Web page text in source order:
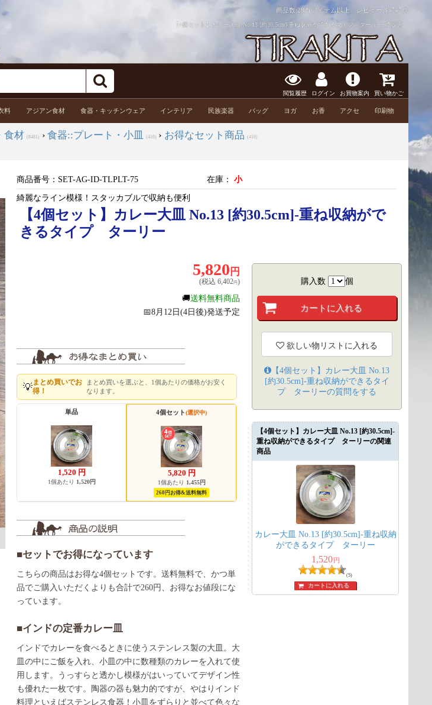
商品数:28万アイテム以上 レビュー:83747件
【4個セット】カレー大皿 No.13 [約30.5cm]-重ね収納ができるタイプ ターリー 通販店
閲覧履歴 ログイン お買物案内 買い物かご
料 アジアン食材 食器・キッチンウェア インテリア 民族楽器 バッグ ヨガ お香 アクセ 印刷物
食材 (8481) › 食器::プレート・小皿 (416) › お得なセット商品 (416)
商品番号： SET-AG-ID-TLPLT-75 在庫： 小
綺麗なライン模様！スタッカブルで収納も便利
【4個セット】カレー大皿 No.13 [約30.5cm]-重ね収納がで
きるタイプ ターリー
5,820 円
(税込6,402円)
🚚送料無料商品
📅8月12日(4日後)発送予定
💡まとめ買いでお
得！
まとめ買いを選ぶと、1個あたりの価格がお安く
なります。
単品
1,520 円
1個あたり 1,520円
4個セット(選択中)
5,820 円
1個あたり 1,455円
260円お得&送料無料
■セットでお得になっています
こちらの商品はお得な4個セットです。送料無料で、かつ単
品でご購入いただくよりも合計で260円、お得なお値段にな
っています。
■インドの定番カレー皿
インドでカレーを食べるときに使うステンレス製の大皿。大
皿の中にご飯を入れ、小皿の中に数種類のカレーを入れて使
用します。うっすらと透かし模様がはいっていてデザイン性
も優れた一枚です。陶器の器も魅力的ですが、やはりインド
料理といえばステンレス食器！小皿をずらりと並べて色々な
購入数 個
欲しい物リストに入れる
【4個セット】カレー大皿 No.13
[約30.5cm]-重ね収納ができるタイ
プ ターリーの質問をする
【4個セット】カレー大皿 No.13 [約30.5cm]-
重ね収納ができるタイプ ターリーの関連
商品
カレー大皿 No.13 [約30.5cm]-重ね収納
ができるタイプ ターリー
1,520 円
(5)
カートに入れる